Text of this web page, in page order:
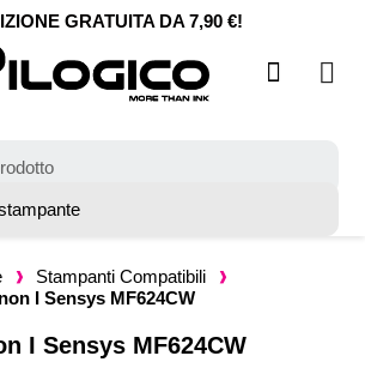
GRATUITA DA 7,90 €!
Stampanti Compatibili
I Sensys MF624CW
I Sensys MF624CW